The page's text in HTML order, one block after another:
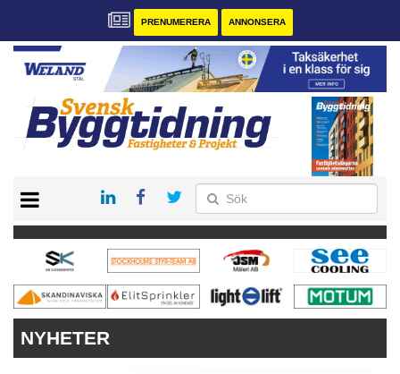
PRENUMERERA ANNONSERA
PRENUMERERA
VÅRA ANDRA MAGASIN
ANNONSERA
KONTAKT
NYHETER